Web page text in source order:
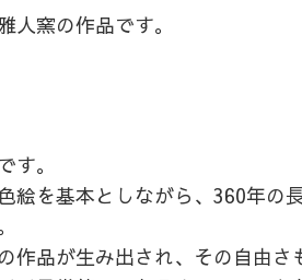
人窯の作品です。
。
絵を基本としながら、360年の
品が生み出され、その自由さ